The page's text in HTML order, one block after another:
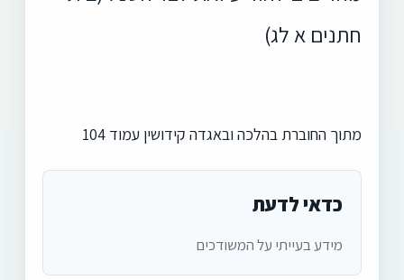
חתנים א לג)
מתוך החוברת בהלכה ובאגדה קידושין עמוד 104
כדאי לדעת
מידע בעייתי על המשודכים